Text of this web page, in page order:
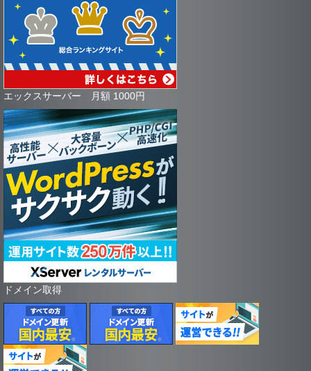
エックスサーバー 月額 1000円
ドメイン取得